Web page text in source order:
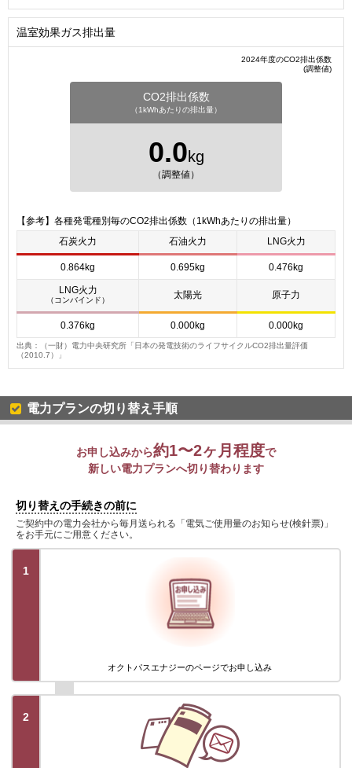
温室効果ガス排出量
2024年度のCO2排出係数
(調整値)
CO2排出係数
（1kWhあたりの排出量）
0.0kg
（調整値）
【参考】各種発電種別毎のCO2排出係数（1kWhあたりの排出量）
石炭火力
石油火力 LNG火力
0.864kg 0.695kg 0.476kg
LNG火力
（コンバインド） 太陽光 原子力
0.376kg 0.000kg 0.000kg
出典：（一財）電力中央研究所「日本の発電技術のライフサイクルCO2排出量評価
（2010.7）」
電力プランの切り替え手順
お申し込みから約1〜2ヶ月程度で
新しい電力プランへ切り替わります
切り替えの手続きの前に
ご契約中の電力会社から毎月送られる「電気ご使用量のお知らせ(検針票)」
をお手元にご用意ください。
1
オクトパスエナジーのページでお申し込み
2